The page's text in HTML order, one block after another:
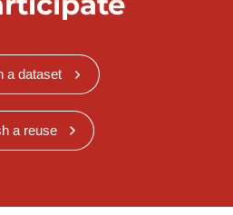
a dataset
a reuse